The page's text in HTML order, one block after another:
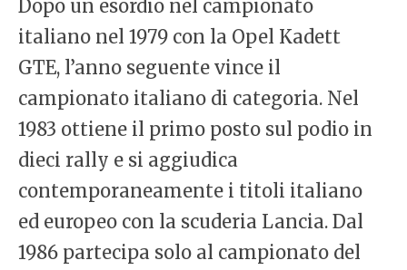
Dopo un esordio nel campionato
italiano nel 1979 con la Opel Kadett
GTE, l’anno seguente vince il
campionato italiano di categoria. Nel
1983 ottiene il primo posto sul podio in
dieci rally e si aggiudica
contemporaneamente i titoli italiano
ed europeo con la scuderia Lancia. Dal
1986 partecipa solo al campionato del